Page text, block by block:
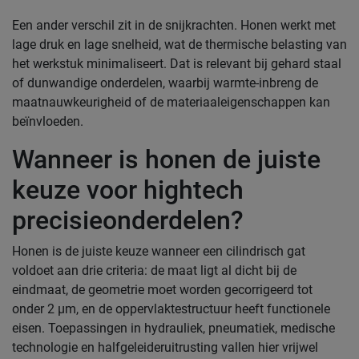
Een ander verschil zit in de snijkrachten. Honen werkt met
lage druk en lage snelheid, wat de thermische belasting van
het werkstuk minimaliseert. Dat is relevant bij gehard staal
of dunwandige onderdelen, waarbij warmte-inbreng de
maatnauwkeurigheid of de materiaaleigenschappen kan
beïnvloeden.
Wanneer is honen de juiste
keuze voor hightech
precisieonderdelen?
Honen is de juiste keuze wanneer een cilindrisch gat
voldoet aan drie criteria: de maat ligt al dicht bij de
eindmaat, de geometrie moet worden gecorrigeerd tot
onder 2 µm, en de oppervlaktestructuur heeft functionele
eisen. Toepassingen in hydrauliek, pneumatiek, medische
technologie en halfgeleideruitrusting vallen hier vrijwel